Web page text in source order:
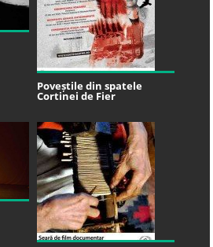
Poveștile din spatele
Cortinei de Fier